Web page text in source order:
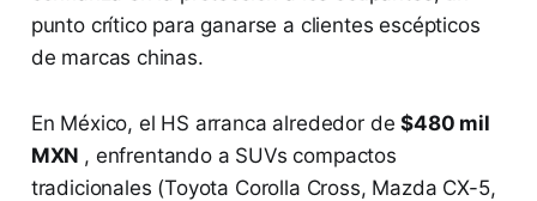
punto crítico para ganarse a clientes escépticos
de marcas chinas.
En México, el HS arranca alrededor de$480 mil
MXN , enfrentando a SUVs compactos
tradicionales (Toyota Corolla Cross, Mazda CX-5,